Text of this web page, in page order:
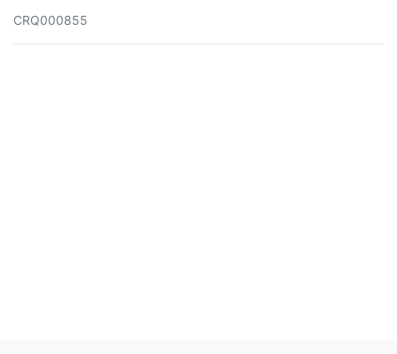
CRQ000855